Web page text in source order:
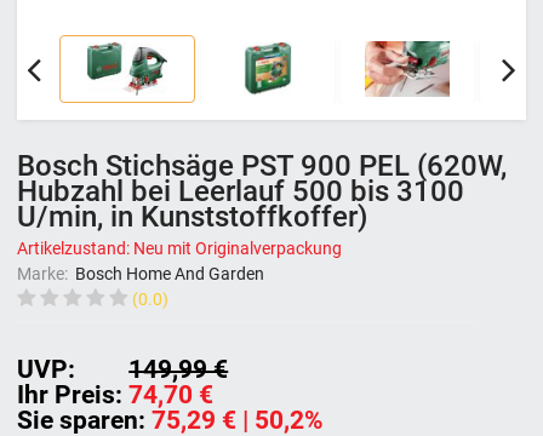
Bosch Stichsäge PST 900 PEL (620W,
Hubzahl bei Leerlauf 500 bis 3100
U/min, in Kunststoffkoffer)
Artikelzustand: Neu mit Originalverpackung
Marke: Bosch Home And Garden
(0.0)
Ihr Preis: 74,70 €
UVP:
149,99 €
Sie sparen: 75,29 € | 50,2%